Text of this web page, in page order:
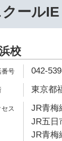
ールIE
校
042-
東京都
JR青梅
JR五日
JR青梅